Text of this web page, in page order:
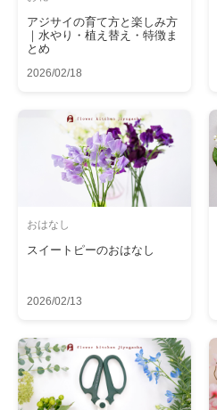
アジサイの育て方と楽しみ方
｜水やり・植え替え・特徴ま
とめ
2026/02/18
おはなし
スイートピーのおはなし
2026/02/13